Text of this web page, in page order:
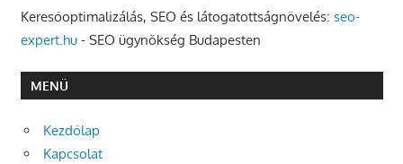
Keresőoptimalizálás, SEO és látogatottságnövelés: seo-
expert.hu- SEO ügynökség Budapesten
MENÜ
Kezdőlap
Kapcsolat